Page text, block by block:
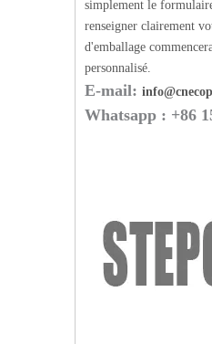
simplement le
renseigner clairement
d'emballage
personnalisé.
E-mail:
Whatsapp : +86